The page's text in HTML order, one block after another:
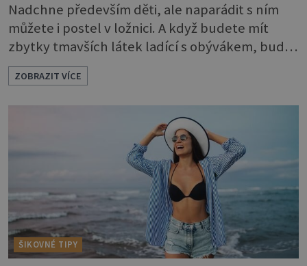
Nadchne především děti, ale naparádit s ním
můžete i postel v ložnici. A když budete mít
zbytky tmavších látek ladící s obývákem, bude
se hodit i tam. Budete potřebovat: - zbytky
barevně sladěných bavlněných látek - 0,5 m
látky na vnitřní polštářek - duté vlákno na výplň
- 2 knoflíky - 0,5 m jednostranně nalepovacího
vlizelínu - pravítko a řezák nebo nůžky Přední
strana s aplikací 1. V
ZOBRAZIT VÍCE
ŠIKOVNÉ TIPY